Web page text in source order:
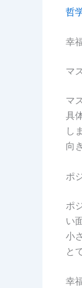
哲
幸
マ
マ
具
し
向
ポ
ポ
い
小
と
幸